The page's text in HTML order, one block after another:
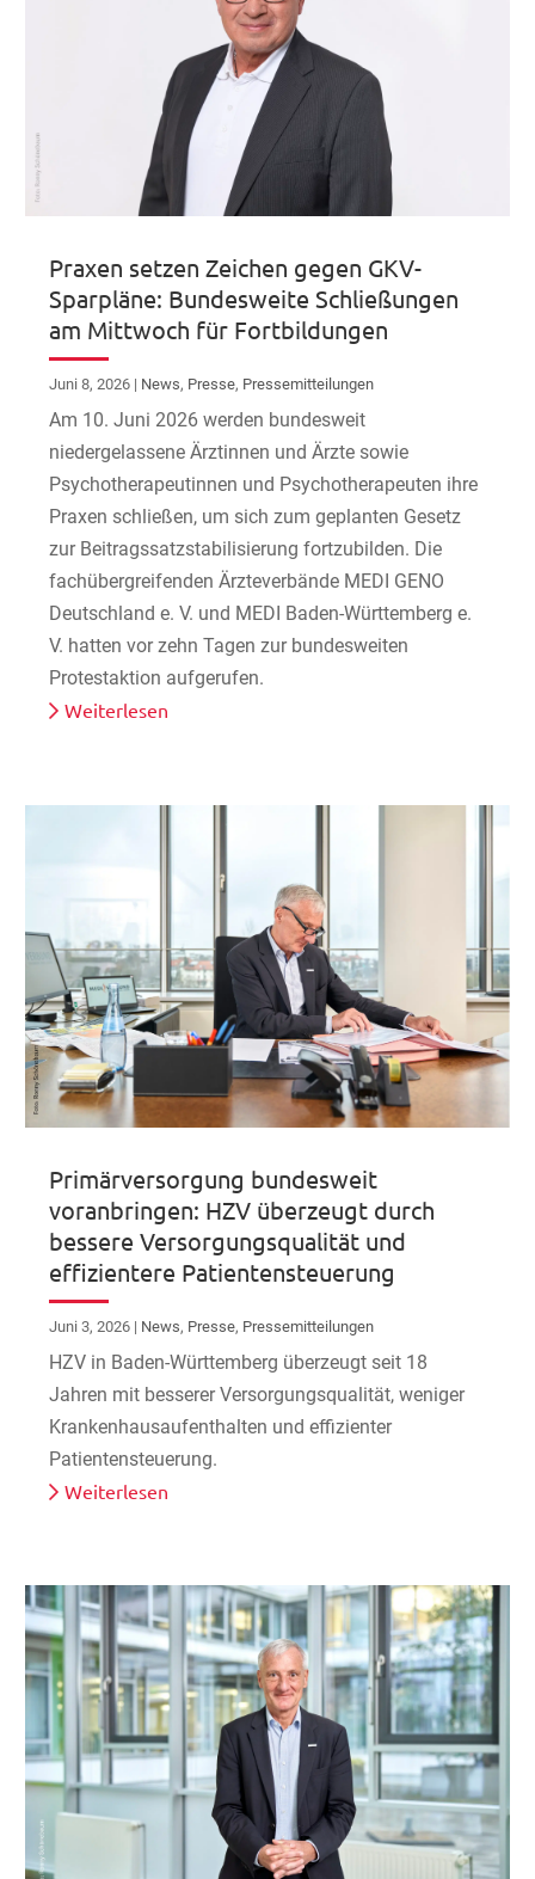
Praxen setzen Zeichen gegen GKV-
Sparpläne: Bundesweite Schließungen
am Mittwoch für Fortbildungen
Juni 8, 2026 | News, Presse, Pressemitteilungen
Am 10. Juni 2026 werden bundesweit
niedergelassene Ärztinnen und Ärzte sowie
Psychotherapeutinnen und Psychotherapeuten ihre
Praxen schließen, um sich zum geplanten Gesetz
zur Beitragssatzstabilisierung fortzubilden. Die
fachübergreifenden Ärzteverbände MEDI GENO
Deutschland e. V. und MEDI Baden-Württemberg e.
V. hatten vor zehn Tagen zur bundesweiten
Protestaktion aufgerufen.
Weiterlesen
Primärversorgung bundesweit
voranbringen: HZV überzeugt durch
bessere Versorgungsqualität und
effizientere Patientensteuerung
Juni 3, 2026 | News, Presse, Pressemitteilungen
HZV in Baden-Württemberg überzeugt seit 18
Jahren mit besserer Versorgungsqualität, weniger
Krankenhausaufenthalten und effizienter
Patientensteuerung.
Weiterlesen